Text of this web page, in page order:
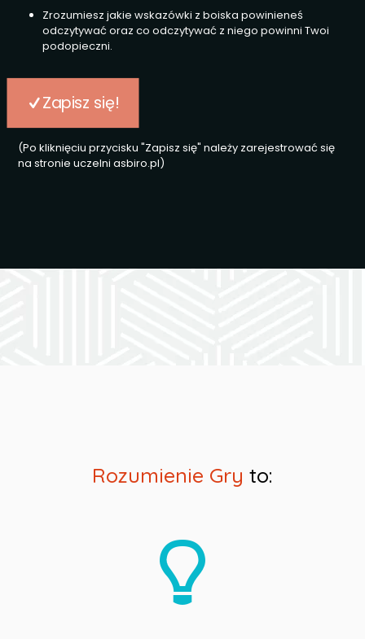
Zrozumiesz jakie wskazówki z boiska powinieneś
odczytywać oraz co odczytywać z niego powinni Twoi
podopieczni.
Zapisz się!
(Po kliknięciu przycisku "Zapisz się" należy zarejestrować się
na stronie uczelni asbiro.pl)
Rozumienie Gry to: